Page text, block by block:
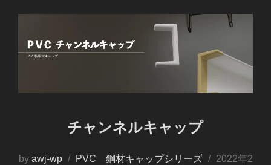
チャンネルキャップ
by awj-wp PVC 鋼材キャップシリーズ
2022年2